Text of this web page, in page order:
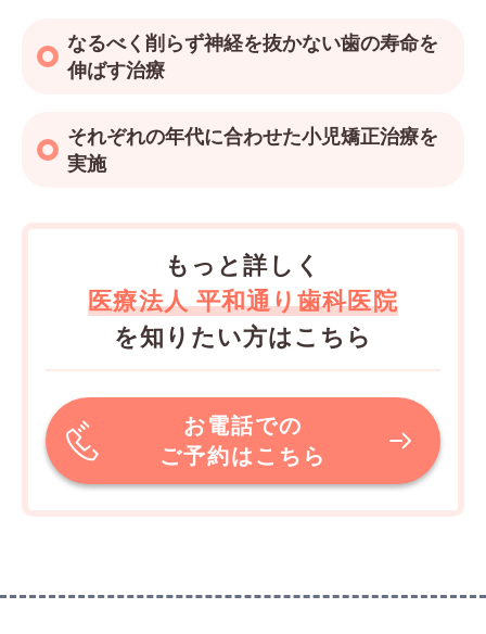
なるべく削らず神経を抜かない歯の寿命を
伸ばす治療
それぞれの年代に合わせた小児矯正治療を
実施
もっと詳しく
医療法人 平和通り歯科医院
を知りたい方はこちら
お電話での
ご予約はこちら